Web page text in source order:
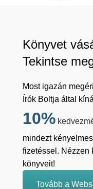
Könyvet
Tekintse
Most igazán
Írók Boltja által
10%
mindezt
fizetéssel. Nézzen
könyveit!
Tovább a